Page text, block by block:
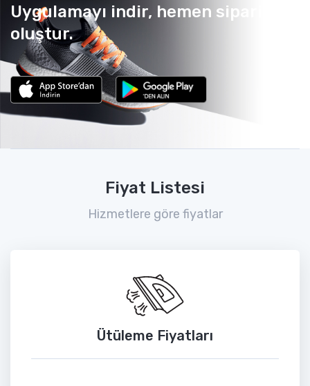
Uygulamayı indir, hemen sipariş
oluştur.
Fiyat Listesi
Hizmetlere göre fiyatlar
Ütüleme Fiyatları